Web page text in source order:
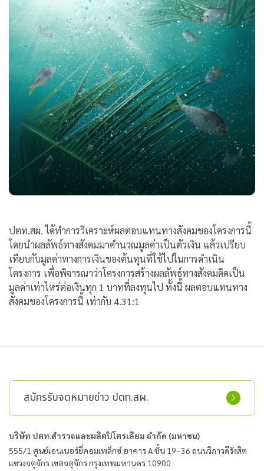
ปตท.สผ. ได้ทำการวิเคราะห์ผลตอบแทนทางสังคมของโครงการนี้
โดยนำผลลัพธ์ทางสังคมมาคำนวณมูลค่าเป็นตัวเงิน แล้วเปรียบ
เทียบกับมูลค่าทางการเงินของต้นทุนที่ใช้ไปในการดำเนิน
โครงการ เพื่อพิจารณาว่าโครงการสร้างผลลัพธ์ทางสังคมคิดเป็น
มูลค่าเท่าไหร่ต่อเงินทุก 1 บาทที่ลงทุนไป ทั้งนี้ ผลตอบแทนทาง
สังคมของโครงการนี้ เท่ากับ 4.31:1
สมัครรับจดหมายข่าว ปตท.สผ.
บริษัท ปตท.สำรวจและผลิตปิโตรเลียม จำกัด (มหาชน)
555/1 ศูนย์เอนเนอร์ยี่คอมเพล็กซ์ อาคาร A ชั้น 19–36 ถนนวิภาวดีรังสิต
แขวงจตุจักร เขตจตุจักร กรุงเทพมหานคร 10900